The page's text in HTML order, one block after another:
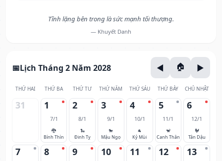
Tĩnh lặng bên trong là sức mạnh tối thượng.
— Khuyết Danh
Lịch Tháng 2 Năm 2028
THỨ HAI THỨ BA THỨ TƯ THỨ NĂM THỨ SÁU THỨ BẢY CHỦ NHẬT
31 1
7/1
🐉
Bính Thìn
2
8/1
🐍
Đinh Tỵ
3
9/1
🐎
Mậu Ngọ
4
10/1
🐐
Kỷ Mùi
5
11/1
🐒
Canh Thân
6
12/1
🐓
Tân Dậu
7 8 9 10 11 12 13